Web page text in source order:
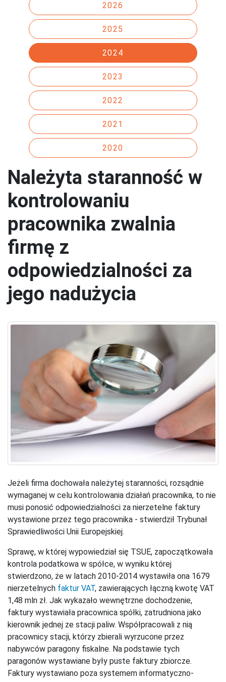
2026
2025
2024
2023
2022
2021
2020
Należyta staranność w
kontrolowaniu
pracownika zwalnia
firmę z
odpowiedzialności za
jego nadużycia
Jeżeli firma dochowała należytej staranności, rozsądnie
wymaganej w celu kontrolowania działań pracownika, to nie
musi ponosić odpowiedzialności za nierzetelne faktury
wystawione przez tego pracownika - stwierdził Trybunał
Sprawiedliwości Unii Europejskiej.
Sprawę, w której wypowiedział się TSUE, zapoczątkowała
kontrola podatkowa w spółce, w wyniku której
stwierdzono, że w latach 2010-2014 wystawiła ona 1679
nierzetelnych faktur VAT, zawierających łączną kwotę VAT
1,48 mln zł. Jak wykazało wewnętrzne dochodzenie,
faktury wystawiała pracownica spółki, zatrudniona jako
kierownik jednej ze stacji paliw. Współpracowali z nią
pracownicy stacji, którzy zbierali wyrzucone przez
nabywców paragony fiskalne. Na podstawie tych
paragonów wystawiane były puste faktury zbiorcze.
Faktury wystawiano poza systemem informatyczno-